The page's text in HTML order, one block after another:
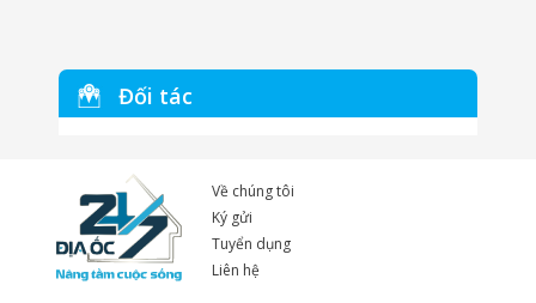
Đối tác
Về chúng tôi
Ký gửi
Tuyển dụng
Liên hệ